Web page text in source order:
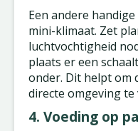
Een andere
mini-klimaat. Zet
luchtvochtigheid
plaats er een
onder. Dit helpt om
directe omgeving te
4. Voeding op